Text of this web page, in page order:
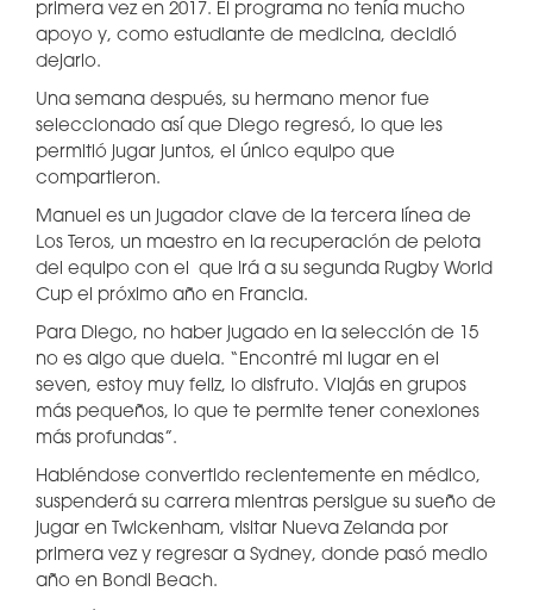
primera vez en 2017. El programa no tenía mucho
apoyo y, como estudiante de medicina, decidió
dejarlo.
Una semana después, su hermano menor fue
seleccionado así que Diego regresó, lo que les
permitió jugar juntos, el único equipo que
compartieron.
Manuel es un jugador clave de la tercera línea de
Los Teros, un maestro en la recuperación de pelota
del equipo con el que irá a su segunda Rugby World
Cup el próximo año en Francia.
Para Diego, no haber jugado en la selección de 15
no es algo que duela. “Encontré mi lugar en el
seven, estoy muy feliz, lo disfruto. Viajás en grupos
más pequeños, lo que te permite tener conexiones
más profundas”.
Habiéndose convertido recientemente en médico,
suspenderá su carrera mientras persigue su sueño de
jugar en Twickenham, visitar Nueva Zelanda por
primera vez y regresar a Sydney, donde pasó medio
año en Bondi Beach.